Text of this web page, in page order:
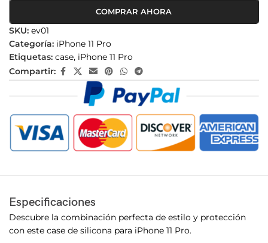
COMPRAR AHORA
SKU: ev01
Categoría: iPhone 11 Pro
Etiquetas: case, iPhone 11 Pro
Compartir:
Especificaciones
Descubre la combinación perfecta de estilo y protección
con este case de silicona para iPhone 11 Pro.